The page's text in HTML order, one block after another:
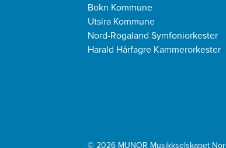
Bokn Kommune
Utsira Kommune
Nord-Rogaland Symfoniorkester
Harald Hårfagre Kammerorkester
© 2026 MUNOR Musikkselskapet